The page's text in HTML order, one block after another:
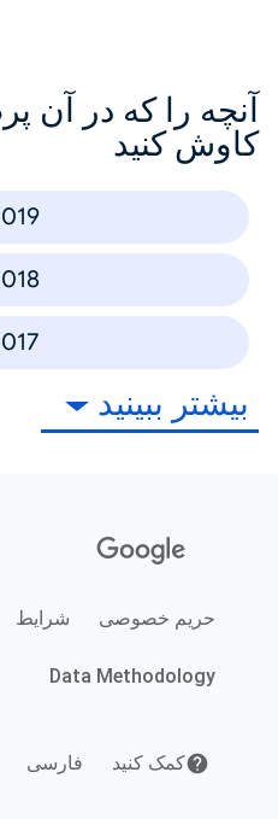
آنچه را که در آن
کاوش کنید
بیشتر ببینید
حریم خصوصی شرایط
Data Methodology
کمک کنید